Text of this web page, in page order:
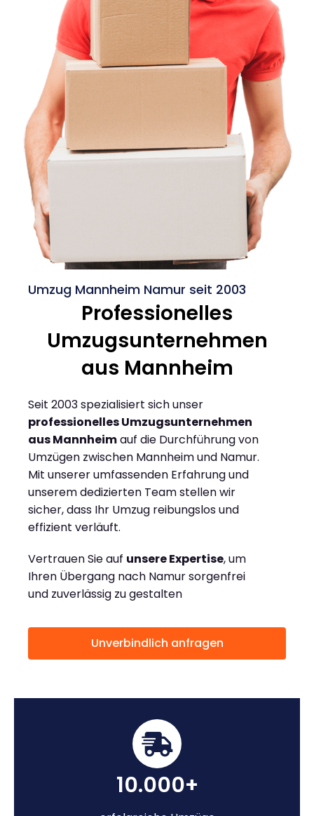
Umzug Mannheim Namur seit 2003
Professionelles
Umzugsunternehmen
aus Mannheim
Seit 2003 spezialisiert sich unser
professionelles Umzugsunternehmen
aus Mannheimauf die Durchführung von
Umzügen zwischen Mannheim und Namur.
Mit unserer umfassenden Erfahrung und
unserem dedizierten Team stellen wir
sicher, dass Ihr Umzug reibungslos und
effizient verläuft.
Vertrauen Sie auf unsere Expertise, um
Ihren Übergang nach Namur sorgenfrei
und zuverlässig zu gestalten
Unverbindlich anfragen
10.000+